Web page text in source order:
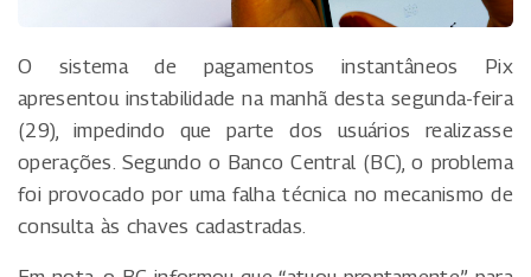
O sistema de pagamentos instantâneos Pix
apresentou instabilidade na manhã desta segunda-feira
(29), impedindo que parte dos usuários realizasse
operações. Segundo o Banco Central (BC), o problema
foi provocado por uma falha técnica no mecanismo de
consulta às chaves cadastradas.